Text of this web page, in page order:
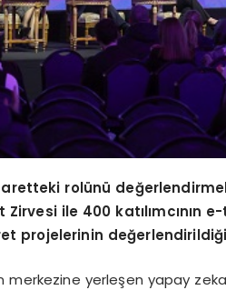
rolünü
Zirvesi ile 400
projelerinin
merkezine yerleşen yapay